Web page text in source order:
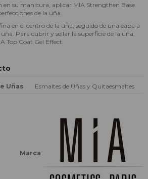
su manicura, aplicar MIA Strengthen Base
de la uña.
en el centro de la uña, seguido de una capa a
Para cubrir y sellar la superficie de la uña,
Top Coat Gel Effect.
Uñas Esmaltes de Uñas y Quitaesmaltes
Marca